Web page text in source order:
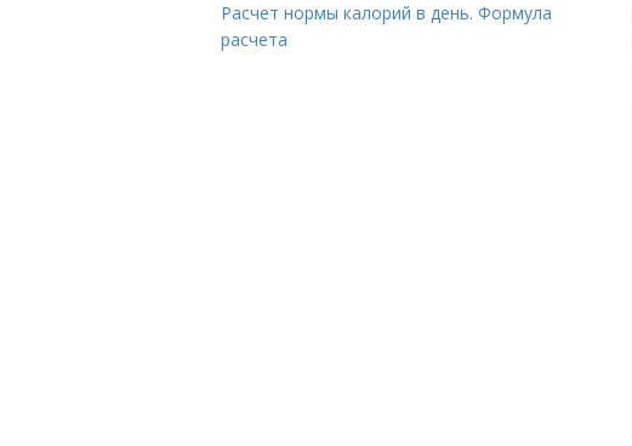
Расчет нормы калорий в день. Формула
расчета